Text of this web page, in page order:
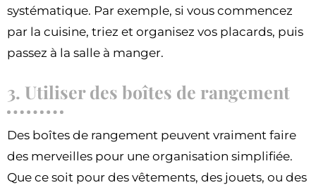
systématique. Par exemple, si vous commencez
par la cuisine, triez et organisez vos placards, puis
passez à la salle à manger.
3. Utiliser des boîtes de rangement
Des boîtes de rangement peuvent vraiment faire
des merveilles pour une organisation simplifiée.
Que ce soit pour des vêtements, des jouets, ou des